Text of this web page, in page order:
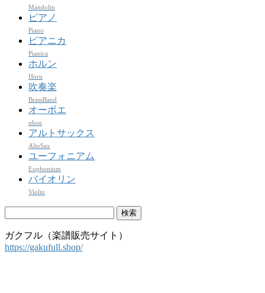
Mandolin
ピアノ
Piano
ピアニカ
Pianica
ホルン
Horn
吹奏楽
BrassBand
オーボエ
oboe
アルトサックス
AltoSax
ユーフォニアム
Euphonium
バイオリン
Violin
ガクフル（楽譜販売サイト）
https://gakufull.shop/